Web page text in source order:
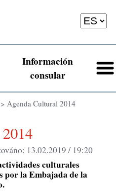
Información
consular
Agenda Cultural 2014
2014
13.02.2019 / 19:20
culturales
por la Embajada de la